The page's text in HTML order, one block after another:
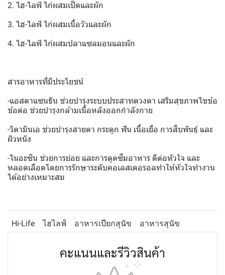
2. ไฮ-ไลฟ์ ไก่ผสมเป็ดและผัก
3. ไฮ-ไลฟ์ ไก่ผสมเนื้อวัวและผัก
4. ไฮ-ไลฟ์ ไก่ผสมปลาแซลมอนและผัก
สารอาหารที่มีประโยชน์
-แอสตาแซนธิน ช่วยบำรุงระบบประสาทดวงตา เสริมสุขภาพไขข้อ
ข้อต่อ ช่วยบำรุงกล้ามเนื้อหลังออกกำลังกาย
-วิตามินเอ ช่วยบำรุงสายตา กระดูก ฟัน เนื้อเยื่อ การสืบพันธุ์ และ
ผิวหนัง
-ไนอะซิน ช่วยการย่อย และการดูดซึมอาหาร ดีต่อหัวใจ และ
หลอดเลือดโดยการรักษาระดับคอเลสเตอรอลทำให้หัวใจทำงาน
ได้อย่างเหมาะสม
Hi-Life ไฮไลฟ์ อาหารเปียกสุนัข อาหารสุนัข
คะแนนและรีวิวสินค้า